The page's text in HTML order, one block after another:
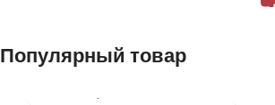
Популярный товар